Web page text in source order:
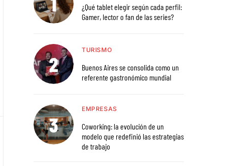
¿Qué tablet elegir según cada perfil:
Gamer, lector o fan de las series?
TURISMO
Buenos Aires se consolida como un
referente gastronómico mundial
EMPRESAS
Coworking: la evolución de un
modelo que redefinió las estrategias
de trabajo